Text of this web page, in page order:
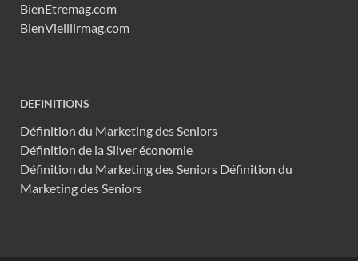
BienEtremag.com
BienVieillirmag.com
DEFINITIONS
Définition du Marketing des Seniors
Définition de la Silver économie
Définition du Marketing des Seniors Définition du
Marketing des Seniors